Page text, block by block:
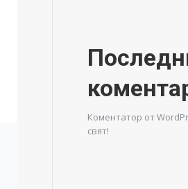
Коментатор от
свят!